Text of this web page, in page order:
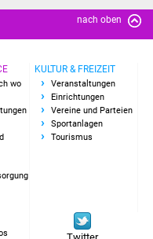
- Selbsteintrag
nach oben
wo
KULTUR & FREIZEIT
Veranstaltungen
Einrichtungen
Vereine und Parteien
Sportanlagen
Tourismus